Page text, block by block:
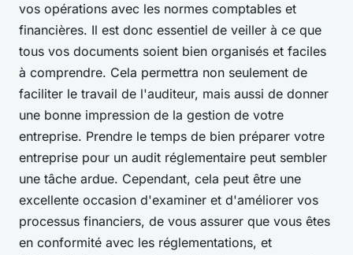
vos opérations avec les normes comptables et
financières. Il est donc essentiel de veiller à ce que
tous vos documents soient bien organisés et faciles
à comprendre. Cela permettra non seulement de
faciliter le travail de l'auditeur, mais aussi de donner
une bonne impression de la gestion de votre
entreprise. Prendre le temps de bien préparer votre
entreprise pour un audit réglementaire peut sembler
une tâche ardue. Cependant, cela peut être une
excellente occasion d'examiner et d'améliorer vos
processus financiers, de vous assurer que vous êtes
en conformité avec les réglementations, et